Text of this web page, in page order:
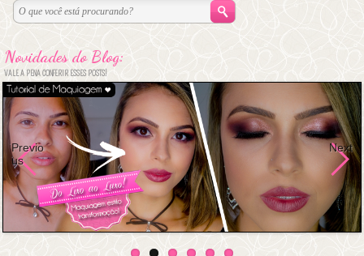
Novidades do Blog:
VALE A PENA CONFERIR ESSES POSTS!
Previo
us
Next